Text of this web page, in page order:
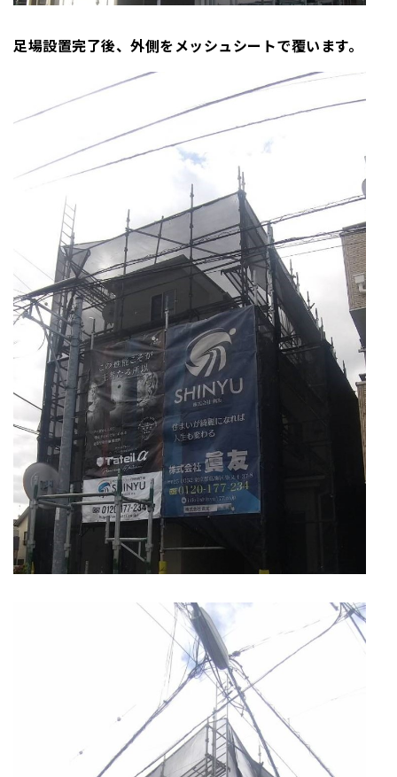
足場設置完了後、 外側をメッシュシートで覆います。